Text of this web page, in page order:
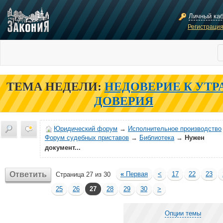
Личный
ТЕМА НЕДЕЛИ: НЕДОВЕРИЕ К
ДОВЕРИЯ
Юридический форум → Исполнительное производство
Форум судебных приставов → Библиотека→ Нужен
документ...
Ответить Страница 27 из 30 « Первая < 17 22 23
25
26 27 28 29 30 >
Опции темы